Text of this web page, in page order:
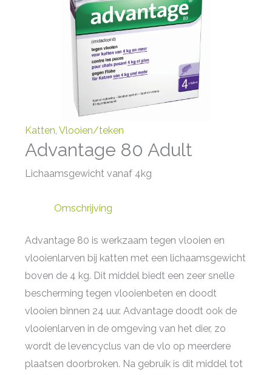
Katten, Vlooien/teken
Advantage 80 Adult
Lichaamsgewicht vanaf 4kg
Omschrijving
Advantage 80 is werkzaam tegen vlooien en
vlooienlarven bij katten met een lichaamsgewicht
boven de 4 kg. Dit middel biedt een zeer snelle
bescherming tegen vlooienbeten en doodt
vlooien binnen 24 uur. Advantage doodt ook de
vlooienlarven in de omgeving van het dier, zo
wordt de levencyclus van de vlo op meerdere
plaatsen doorbroken. Na gebruik is dit middel tot